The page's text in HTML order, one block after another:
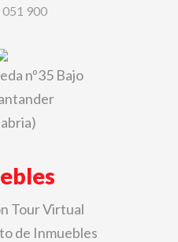
051 900
nº35 Bajo
Tour Virtual
de Inmuebles